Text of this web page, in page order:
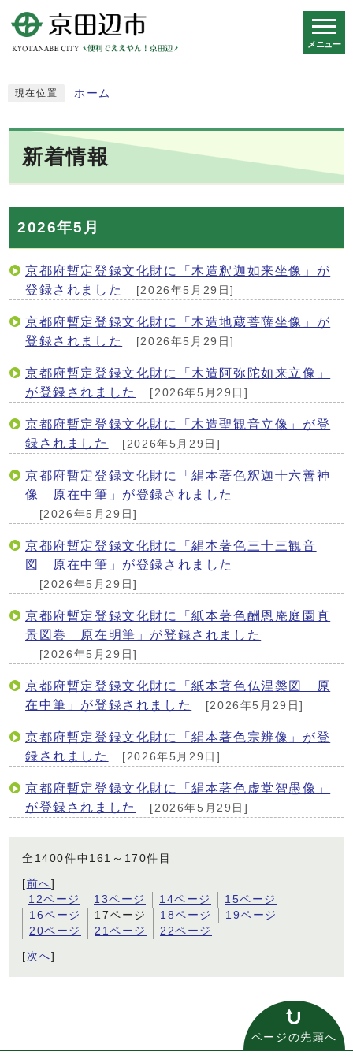
メニュー
現在位置 ホーム
新着情報
2026年5月
京都府暫定登録文化財に「木造釈迦如来坐像」が
登録されました
[2026年5月29日]
京都府暫定登録文化財に「木造地蔵菩薩坐像」が
登録されました
[2026年5月29日]
京都府暫定登録文化財に「木造阿弥陀如来立像」
が登録されました
[2026年5月29日]
京都府暫定登録文化財に「木造聖観音立像」が登
録されました
[2026年5月29日]
京都府暫定登録文化財に「絹本著色釈迦十六善神
像 原在中筆」が登録されました
[2026年5月29日]
京都府暫定登録文化財に「絹本著色三十三観音
図 原在中筆」が登録されました
[2026年5月29日]
京都府暫定登録文化財に「紙本著色酬恩庵庭園真
景図巻 原在明筆」が登録されました
[2026年5月29日]
京都府暫定登録文化財に「紙本著色仏涅槃図 原
在中筆」が登録されました
[2026年5月29日]
京都府暫定登録文化財に「絹本著色宗辨像」が登
録されました
[2026年5月29日]
京都府暫定登録文化財に「絹本著色虚堂智愚像」
が登録されました
[2026年5月29日]
全1400件中161～170件目
[前へ]
12ページ
13ページ 14ページ
15ページ
16ページ
17ページ 18ページ
19ページ
20ページ
21ページ 22ページ
[ 次へ]
ページの先頭へ